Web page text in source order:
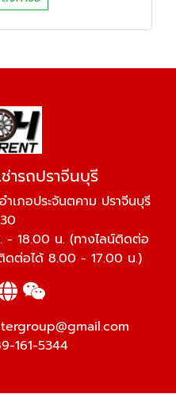
ารถปราจีนบุรี
ภอประจันตคาม ปราจีนบุรี
- 18.00 น. (ทางไลน์ติดต่อ
ดต่อได้ 8.00 - 17.00 น.)
161-5344